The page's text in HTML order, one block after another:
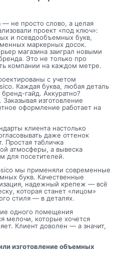
— не просто слово, а целая
проект «под ключ»:
и псевдообъемных букв,
маркерных досок.
магазина заиграл новыми
Это не только про
компании на каждом метре.
с учетом
Каждая буква, любая деталь
гайд. Аккуратно?
изготовление
оформление работает на
клиента настолько
даже оттенок
Простая табличка
атмосферы, а вывеска
для посетителей.
мы применяли современные
букв. Качественные
надежный крепеж — всё
которая станет «лицом»
стиля — в деталях.
одного помещения
мелочи, которые хочется
Клиент доволен — а значит,
изготовление объемных